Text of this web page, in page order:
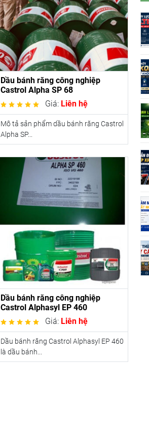
Dầu bánh răng công nghiệp
Castrol Alpha SP 68
Giá: Liên hệ
Mô tả sản phẩm dầu bánh răng Castrol
Alpha SP...
Dầu bánh răng công nghiệp
Castrol Alphasyl EP 460
Giá: Liên hệ
Dầu bánh răng Castrol Alphasyl EP 460
là dầu bánh...